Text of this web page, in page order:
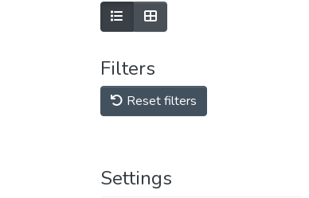
Filters
Reset filters
Settings